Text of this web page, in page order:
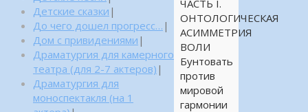
ЧАСТЬ I.
ОНТОЛОГИЧЕСКАЯ
АСИММЕТРИЯ
ВОЛИ
Бунтовать
против
мировой
гармонии
Детские сказки |
До чего дошел прогресс… |
Дом с привидениями |
Драматургия для камерного
театра (для 2-7 актеров) |
Драматургия для
моноспектакля (на 1